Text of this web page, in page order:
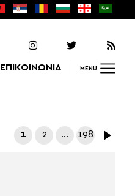
ΕΠΙΚΟΙΝΩΝΙΑ MENU
1 2 … 198